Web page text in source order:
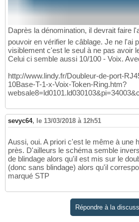
Daprès la dénomination, il devrait faire
pouvoir en vérifier le câblage. Je ne l'ai
visiblement c'est le seul à ne pas avoir
Celui ci semble aussi 10/100 - Voix.
http://www.lindy.fr/Doubleur-de-port-
10Base-T-1-x-Voix-Token-Ring.htm?
sevyc64, le 13/03/2018 à 12h51
Aussi, oui. A priori c'est le même à une
près. D'ailleurs le schéma semble
de blindage alors qu'il est mis sur le
(donc sans blindage) alors qu'il
marqué STP
Répondre à la